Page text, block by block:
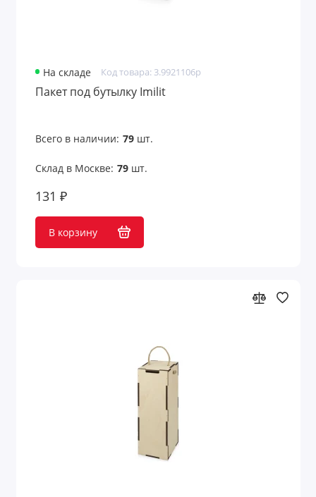
На складе Код товара: 3.9921106p
Пакет под бутылку Imilit
Всего в наличии: 79шт.
Склад в Москве: 79шт.
131 ₽
В корзину